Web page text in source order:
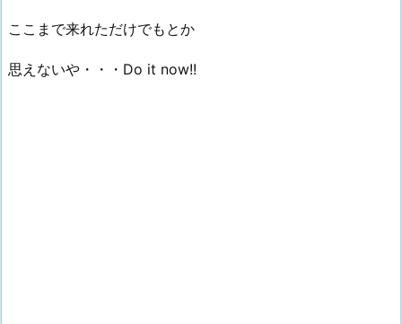
ここまで来れただけでもとか
思えないや・・・Do it now!!